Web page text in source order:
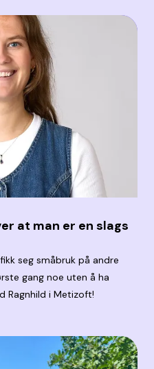
at man er en slags
seg småbruk på andre
gang noe uten å ha
Ragnhild i Metizoft!